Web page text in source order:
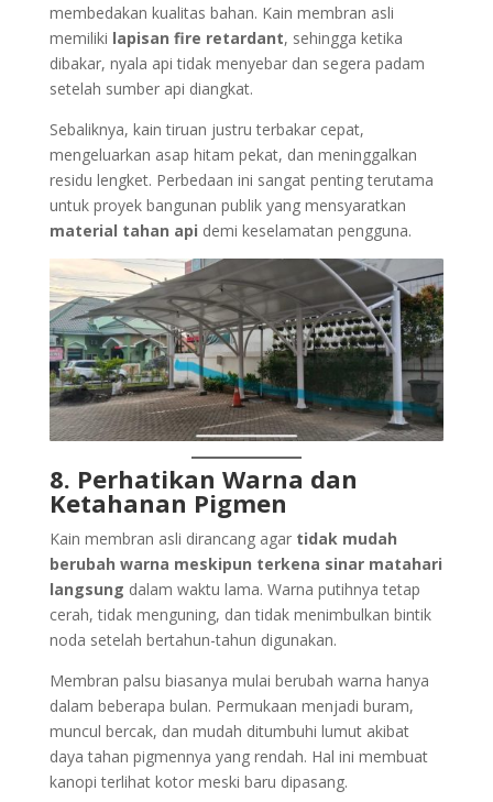
membedakan kualitas bahan. Kain membran asli
memiliki lapisan fire retardant, sehingga ketika
dibakar, nyala api tidak menyebar dan segera padam
setelah sumber api diangkat.
Sebaliknya, kain tiruan justru terbakar cepat,
mengeluarkan asap hitam pekat, dan meninggalkan
residu lengket. Perbedaan ini sangat penting terutama
untuk proyek bangunan publik yang mensyaratkan
material tahan api demi keselamatan pengguna.
8. Perhatikan Warna dan
Ketahanan Pigmen
Kain membran asli dirancang agar tidak mudah
berubah warna meskipun terkena sinar matahari
langsung dalam waktu lama. Warna putihnya tetap
cerah, tidak menguning, dan tidak menimbulkan bintik
noda setelah bertahun-tahun digunakan.
Membran palsu biasanya mulai berubah warna hanya
dalam beberapa bulan. Permukaan menjadi buram,
muncul bercak, dan mudah ditumbuhi lumut akibat
daya tahan pigmennya yang rendah. Hal ini membuat
kanopi terlihat kotor meski baru dipasang.